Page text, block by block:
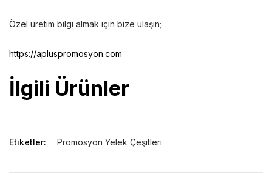
Özel üretim bilgi almak için bize ulaşın;
https://apluspromosyon.com
İlgili Ürünler
Etiketler: Promosyon Yelek Çeşitleri